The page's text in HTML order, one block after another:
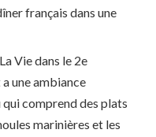
français dans une
Vie dans le 2e
une ambiance
comprend des plats
marinières et les